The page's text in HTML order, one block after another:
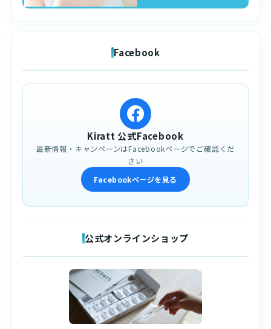
Facebook
Kiratt 公式Facebook
最新情報・キャンペーンはFacebookページでご確認くだ
さい
Facebookページを見る
公式オンラインショップ